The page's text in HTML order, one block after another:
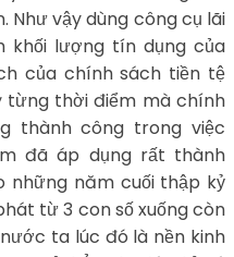
Như vậy dùng công cụ lãi
khối lượng tín dụng của
của chính sách tiền tệ
từng thời điểm mà chính
thành công trong việc
đã áp dụng rất thành
những năm cuối thập kỷ
từ 3 con số xuống còn
ta lúc đó là nền kinh